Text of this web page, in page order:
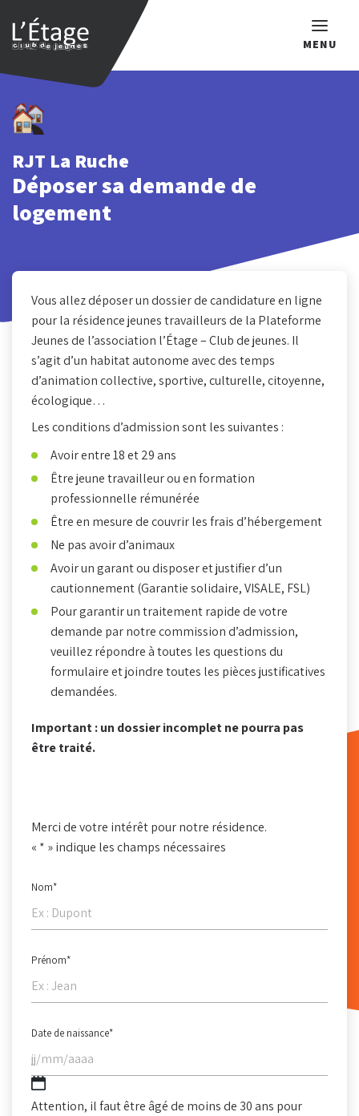
Retrouvez-nous au
19 quai des Bateliers
67000 Strasbourg
Accueil et services
9h - 17h
MENU
RJT La Ruche
Déposer sa demande de
logement
Vous allez déposer un dossier de candidature en ligne
pour la résidence jeunes travailleurs de la Plateforme
Jeunes de l’association l’Étage – Club de jeunes. Il
s’agit d’un habitat autonome avec des temps
d’animation collective, sportive, culturelle, citoyenne,
écologique…
Les conditions d’admission sont les suivantes :
Avoir entre 18 et 29 ans
Être jeune travailleur ou en formation
professionnelle rémunérée
Être en mesure de couvrir les frais d’hébergement
Ne pas avoir d’animaux
Avoir un garant ou disposer et justifier d’un
cautionnement (Garantie solidaire, VISALE, FSL)
Pour garantir un traitement rapide de votre
demande par notre commission d’admission,
veuillez répondre à toutes les questions du
formulaire et joindre toutes les pièces justificatives
demandées.
Important : un dossier incomplet ne pourra pas
être traité.
Merci de votre intérêt pour notre résidence.
« * » indique les champs nécessaires
Nom*
Prénom*
Date de naissance*
slash
Attention, il faut être âgé de moins de 30 ans pour